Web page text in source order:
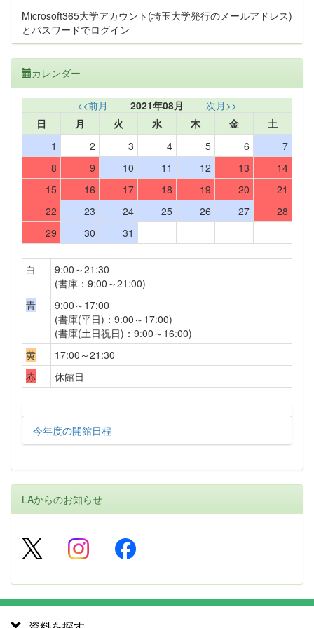
Microsoft365大学アカウント(埼玉大学発行のメールアドレス)
とパスワードでログイン
カレンダー
<<前月 2021年08月
次月>>
日
月 火 水 木 金
土
1
2 3 4 5 6
7
8
9 10 11 12 13
14
15
16 17 18 19 20
21
22
23 24 25 26 27
28
29
30 31
白
9:00～21:30
(書庫：9:00～21:00)
青
9:00～17:00
(書庫(平日)：9:00～17:00)
(書庫(土日祝日)：9:00～16:00)
黄
17:00～21:30
赤
休館日
今年度の開館日程
LAからのお知らせ